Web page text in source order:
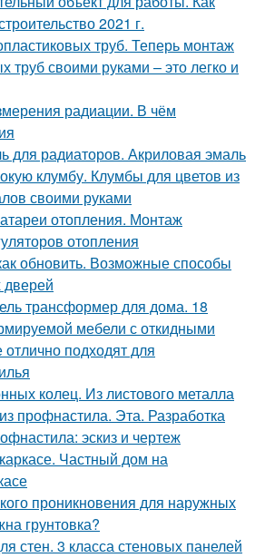
2021 г.
труб. Теперь монтаж
труб своими руками – это легко и
радиации. В чём
для радиаторов. Акриловая эмаль
клумбу. Клумбы для цветов из
своими руками
отопления. Монтаж
отопления
обновить. Возможные способы
трансформер для дома. 18
мебели с откидными
подходят для
колец. Из листового металла
профнастила. Эта. Разработка
эскиз и чертеж
Частный дом на
проникновения для наружных
грунтовка?
стен. 3 класса стеновых панелей